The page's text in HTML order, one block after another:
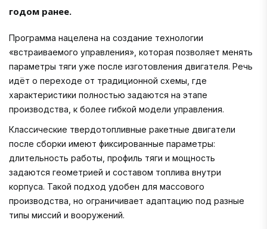
годом ранее.
Программа нацелена на создание технологии
«встраиваемого управления», которая позволяет менять
параметры тяги уже после изготовления двигателя. Речь
идёт о переходе от традиционной схемы, где
характеристики полностью задаются на этапе
производства, к более гибкой модели управления.
Классические твердотопливные ракетные двигатели
после сборки имеют фиксированные параметры:
длительность работы, профиль тяги и мощность
задаются геометрией и составом топлива внутри
корпуса. Такой подход удобен для массового
производства, но ограничивает адаптацию под разные
типы миссий и вооружений.